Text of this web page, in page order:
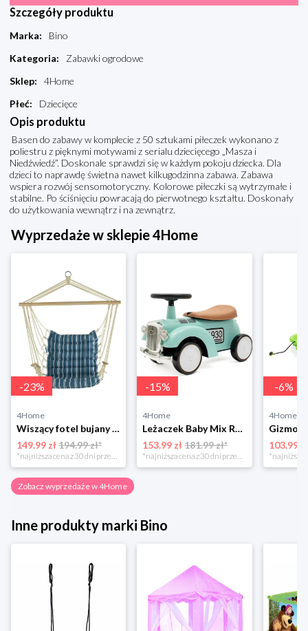
Szczegóły produktu
Marka:
Bino
Kategoria:
Zabawki ogrodowe
Sklep:
4Home
Płeć: Dziecięce
Opis produktu
Basen do zabawy w komplecie z 50 sztukami piłeczek wykonano z
poliestru z pięknymi motywami z serialu dziecięcego „Masza i
Niedźwiedź”. Doskonale sprawdzi się w każdym pokoju dziecka. Dla
dzieci to naprawdę świetna nawet kilkugodzinna zabawa. Zabawa
wspiera rozwój sensomotoryczny. Kolorowe piłeczki są wytrzymałe i
stabilne. Po ściśnięciu powracają do pierwotnego kształtu. Doskonały
do użytkowania wewnątrz i na zewnątrz.
Wyprzedaże w sklepie 4Home
-23%
4Home
Wiszący fotel bujany Montego, drewniane podłokietniki 4-Home
149.99 zł194.99 zł*
*najniższa cena z 30 dni przed obniżką
-15%
4Home
Leżaczek Baby Mix Retro miętowy, 27 x 25 x 58 cm 4-Home
153.99 zł 181.99 zł*
*najniższa cena z 30 dni przed obniżką
-6%
4Home
103.99 zł
Zobacz wyprzedaże w 4Home
Inne produkty marki Bino